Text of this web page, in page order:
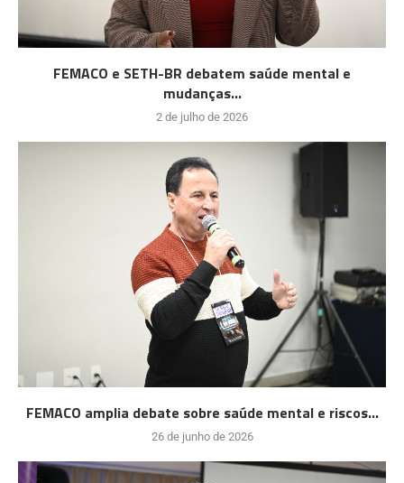
FEMACO e SETH-BR debatem saúde mental e
mudanças...
2 de julho de 2026
FEMACO amplia debate sobre saúde mental e riscos...
26 de junho de 2026